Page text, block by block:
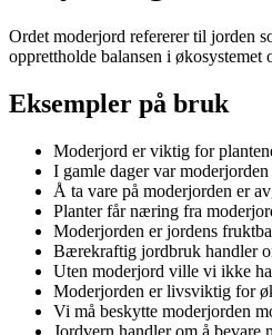
Ordet moderjord refererer til jorden
opprettholde balansen i økosystemet
Eksempler på bruk
Moderjord er viktig for
I gamle dager var
Å ta vare på moderjorden er
Planter får næring fra
Moderjorden er jordens
Bærekraftig jordbruk handler
Uten moderjord ville vi ikke
Moderjorden er livsviktig for
Vi må beskytte moderjorden
Jordvern handler om å bevare